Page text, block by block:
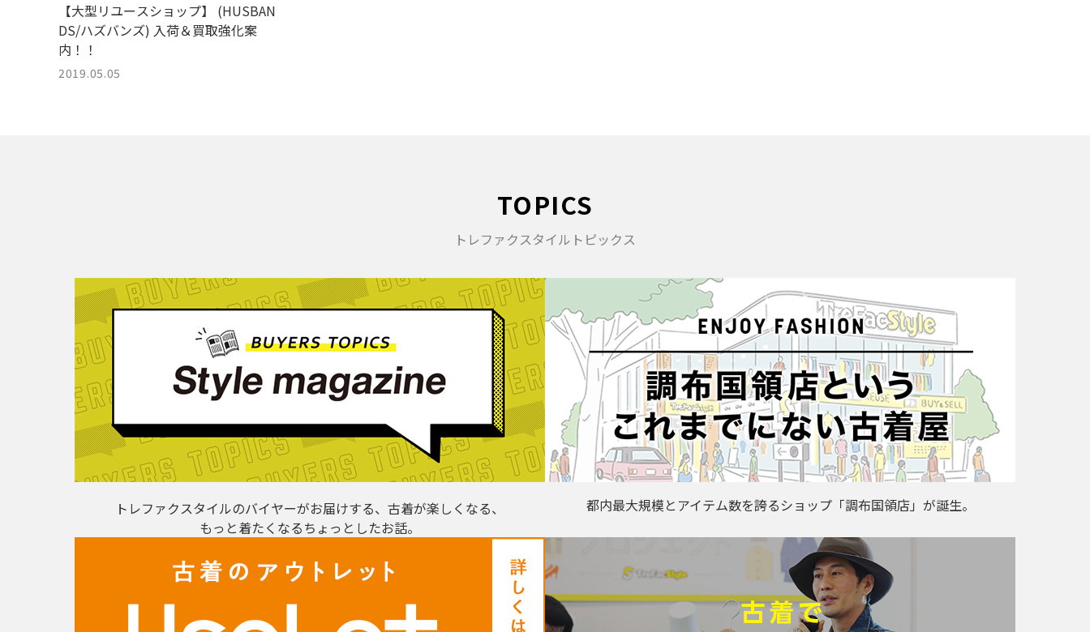
【大型リユースショップ】 (HUSBAN
DS/ハズバンズ) 入荷＆買取強化案
内！！
2019.05.05
TOPICS
トレファクスタイルトピックス
トレファクスタイルのバイヤーがお届けする、古着が楽しくなる、
もっと着たくなるちょっとしたお話。
都内最大規模とアイテム数を誇るショップ「調布国領店」が誕生。